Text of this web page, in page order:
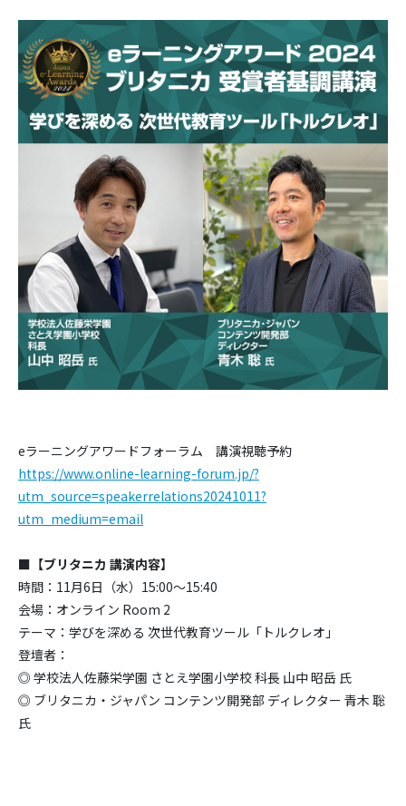
eラーニングアワードフォーラム 講演視聴予約
https://www.online-learning-forum.jp/?
utm_source=speakerrelations20241011?
utm_medium=email
■ 【ブリタニカ 講演内容】
時間：11月6日（水）15:00～15:40
会場：オンライン Room 2
テーマ：学びを深める 次世代教育ツール「トルクレオ」
登壇者：
◎ 学校法人佐藤栄学園 さとえ学園小学校 科長 山中 昭岳 氏
◎ ブリタニカ・ジャパン コンテンツ開発部 ディレクター 青木 聡
氏